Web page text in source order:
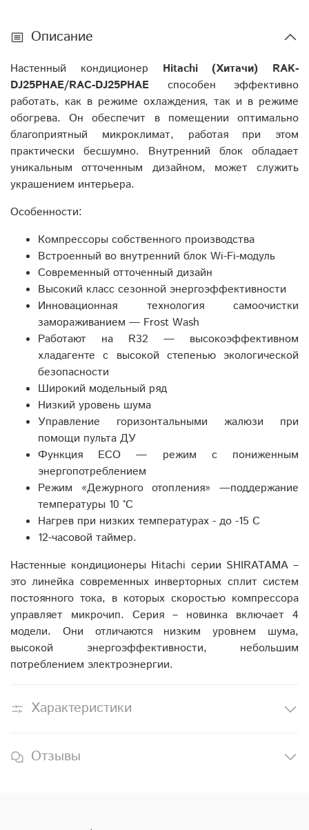
Описание
Настенный кондиционер Hitachi (Хитачи) RAK-
DJ25PHAE/RAC-DJ25PHAE способен эффективно
работать, как в режиме охлаждения, так и в режиме
обогрева. Он обеспечит в помещении оптимально
благоприятный микроклимат, работая при этом
практически бесшумно. Внутренний блок обладает
уникальным отточенным дизайном, может служить
украшением интерьера.
Особенности:
Компрессоры собственного производства
Встроенный во внутренний блок Wi-Fi-модуль
Современный отточенный дизайн
Высокий класс сезонной энергоэффективности
Инновационная технология самоочистки
замораживанием — Frost Wash
Работают на R32 — высокоэффективном
хладагенте с высокой степенью экологической
безопасности
Широкий модельный ряд
Низкий уровень шума
Управление горизонтальными жалюзи при
помощи пульта ДУ
Функция ECO — режим с пониженным
энергопотреблением
Режим «Дежурного отопления» —поддержание
температуры 10 °C
Нагрев при низких температурах - до -15 С
12-часовой таймер.
Настенные кондиционеры Hitachi серии SHIRATAMA –
это линейка современных инверторных сплит систем
постоянного тока, в которых скоростью компрессора
управляет микрочип. Серия – новинка включает 4
модели. Они отличаются низким уровнем шума,
высокой энергоэффективности, небольшим
потреблением электроэнергии.
Характеристики
Отзывы